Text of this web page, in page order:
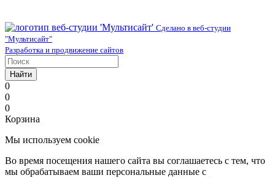
Сделано в веб-студии
"Мультисайт"
Разработка и продвижение сайтов
Найти
0
0
0
Корзина
Мы используем cookie
Во время посещения нашего сайта вы соглашаетесь с тем, что
мы обрабатываем ваши персональные данные с